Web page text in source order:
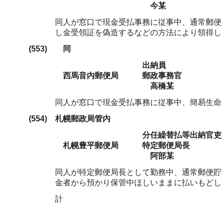
今某
同人が窓口で現金受払事務に従事中、通常郵
し金受領証を偽造するなどの方法により領得
(553)
同
西馬音内郵便局
出納員
郵政事務官
高橋某
同人が窓口で現金受払事務に従事中、簡易生
(554)
札幌郵政局管内
札幌豊平郵便局
分任繰替払等出納官吏
特定郵便局長
阿部某
同人が特定郵便局長として勤務中、通常郵便
金者から預かり保管中ほしいままに払いもど
計